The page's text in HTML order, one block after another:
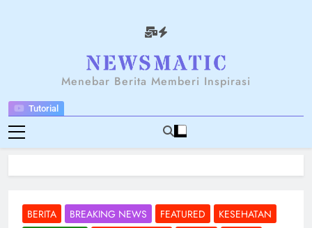
Tutorial
NEWSANTARA
Menebar Berita Memberi Inspirasi
BERITA BREAKING NEWS FEATURED
KESEHATAN